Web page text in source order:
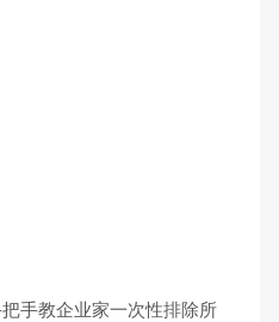
手教企业家一次性排除所